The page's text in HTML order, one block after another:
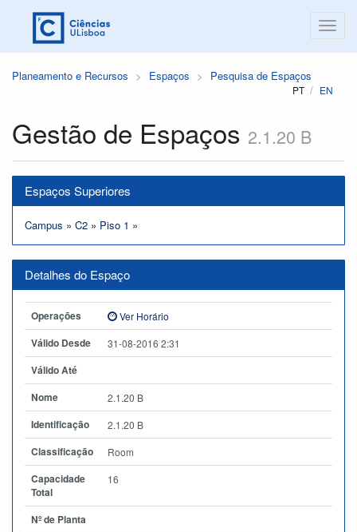
Planeamento e Recursos Espaços Pesquisa de Espaços
PT EN
Gestão de Espaços 2.1.20 B
Espaços Superiores
Campus » C2 » Piso 1 »
Detalhes do Espaço
Operações Ver Horário
Válido Desde 31-08-2016 2:31
Válido Até
Nome
2.1.20 B
Identificação 2.1.20 B
Classificação Room
Capacidade
Total
16
Nº de Planta